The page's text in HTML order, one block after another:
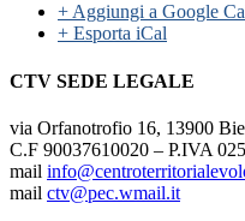
+ Aggiungi a Google
+ Esporta iCal
CTV SEDE LEGALE
via Orfanotrofio 16, 13900
C.F 90037610020 – P.IVA
mail
mail ctv@pec.wmail.it